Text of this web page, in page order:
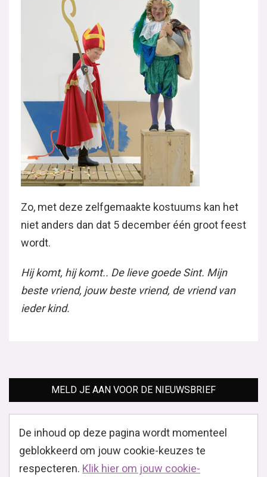
Zo, met deze zelfgemaakte kostuums kan het
niet anders dan dat 5 december één groot feest
wordt.
Hij komt, hij komt.. De lieve goede Sint. Mijn
beste vriend, jouw beste vriend, de vriend van
ieder kind.
MELD JE AAN VOOR DE NIEUWSBRIEF
De inhoud op deze pagina wordt momenteel
geblokkeerd om jouw cookie-keuzes te
respecteren. Klik hier om jouw cookie-